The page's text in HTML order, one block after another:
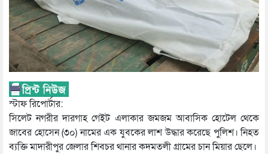
স্টাফ রিপোর্টার:
সিলেট নগরীর দারগাহ গেইট এলাকার জমজম আবাসিক হোটেল থেকে
জাবের হোসেন (৩০) নামের এক যুবকের লাশ উদ্ধার করেছে পুলিশ। নিহত
ব্যক্তি মাদারীপুর জেলার শিবচর থানার কদমতলী গ্রামের চান মিয়ার ছেলে।